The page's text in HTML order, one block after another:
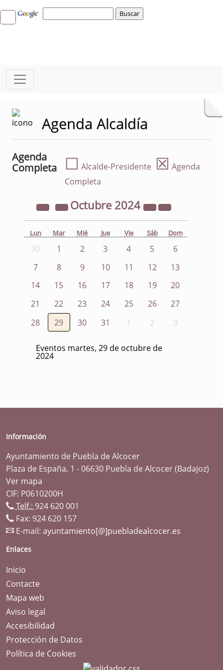
Agenda Alcaldía
Agenda
Completa
☐ Alcalde-Presidente ☒ Agenda
Completa
Octubre 2024
Lun Mar Mié Jue Vie Sáb Dom
30 1 2 3 4 5
6
7
8 9 10 11 12
13
14
15 16 17 18 19
20
21
22 23 24 25 26
27
28
29 30 31 1 2 3
Eventos martes, 29 de octubre de
2024
Información
Ayuntamiento de Puebla de Alcocer
Plaza de España, 1 - 06630 Puebla de Alcocer (Badajoz)
Ver mapa
CIF: P0610200H
Telf.: 924 620 001
Fax: 924 620 157
E-mail: ayuntamiento[@]puebladealcocer.es
Enlaces
Inicio
Contacte
Mapa web
Aviso legal
Accesibilidad
Protección de Datos
Política de Cookies